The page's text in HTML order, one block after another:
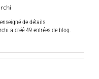
de détails.
a créé 49 entrées de blog.